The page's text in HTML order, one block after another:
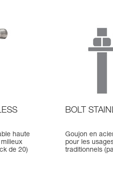
haute
de 20)
BOLT
Goujon en
pour les
traditionnels